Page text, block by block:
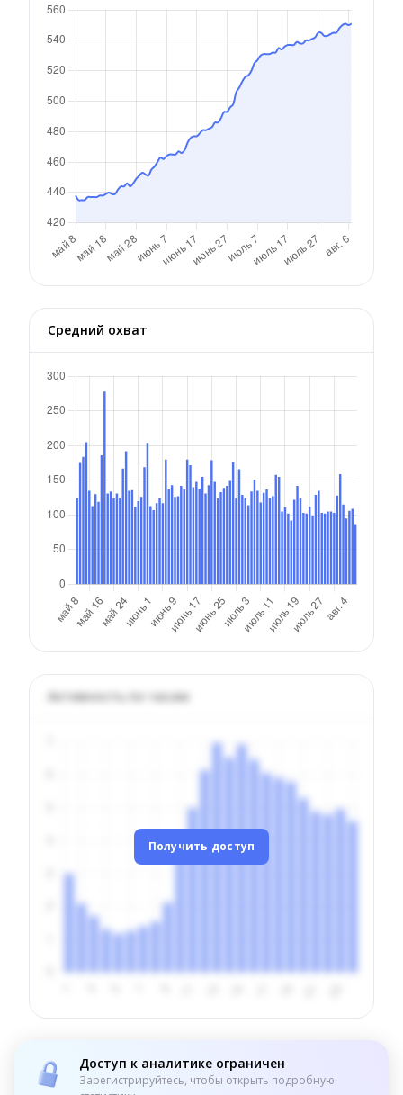
Средний охват
Активность по часам
Получить доступ
Доступ к аналитике ограничен
Зарегистрируйтесь, чтобы открыть подробную